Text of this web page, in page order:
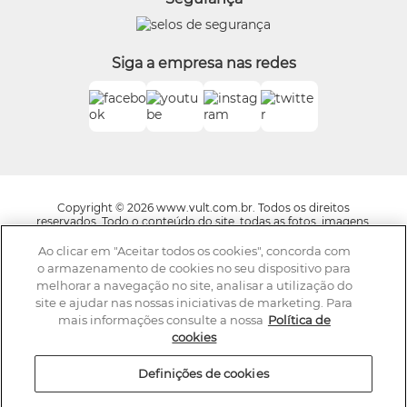
Boticário Internacional
Siga a empresa nas redes
Copyright © 2026 www.vult.com.br. Todos os direitos
reservados. Todo o conteúdo do site, todas as fotos, imagens,
layout, trade dress, aqui veiculados são de propriedade exclusiva
da Boticário Produto de Beleza Ltda. É vedada qualquer
reprodução, total ou parcial, de qualquer elemento de
identidade, sem expressa autorização. A violação de qualquer
direito mencionado implicará na responsabilização cível e
criminal nos termos da Lei. Os preços dos produtos estão
sujeitos a alteração sem aviso prévio.
A Vult se reserva o direito de corrigir qualquer possível erro de
digitação ou gráfico e caso haja divergências entre os valores
ofertados nos e-mails promocionais e valores do site,
Ao clicar em "Aceitar todos os cookies", concorda com
o armazenamento de cookies no seu dispositivo para
melhorar a navegação no site, analisar a utilização do
site e ajudar nas nossas iniciativas de marketing. Para
mais informações consulte a nossa Política de
cookies
Definições de cookies